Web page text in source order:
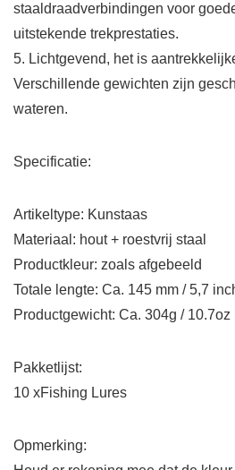
staaldraadverbindingen voor
uitstekende trekprestaties.
5. Lichtgevend, het is
Verschillende gewichten zijn
wateren.
Specificatie:
Artikeltype: Kunstaas
Materiaal: hout + roestvrij staal
Productkleur: zoals afgebeeld
Totale lengte: Ca. 145 mm / 5,7
Productgewicht: Ca. 304g / 10.7oz
Pakketlijst:
10 xFishing Lures
Opmerking: